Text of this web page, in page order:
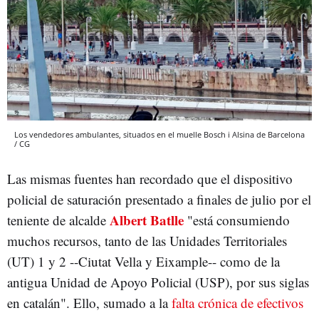
Los vendedores ambulantes, situados en el muelle Bosch i Alsina de Barcelona
/ CG
Las mismas fuentes han recordado que el dispositivo
policial de saturación presentado a finales de julio por el
teniente de alcalde Albert Batlle "está consumiendo
muchos recursos, tanto de las Unidades Territoriales
(UT) 1 y 2 --Ciutat Vella y Eixample-- como de la
antigua Unidad de Apoyo Policial (USP), por sus siglas
en catalán". Ello, sumado a lafalta crónica de efectivos